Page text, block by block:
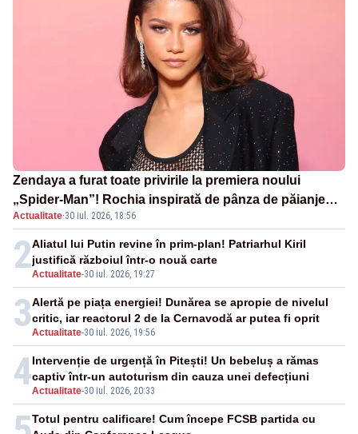
Zendaya a furat toate privirile la premiera noului
„Spider-Man”! Rochia inspirată de pânza de păianjen a
făcut senzație
Actualitate·30 iul. 2026, 18:56
2Actualitate-30 iul. 2026, 19:27
Aliatul lui Putin revine în prim-plan! Patriarhul Kiril
justifică războiul într-o nouă carte
3Actualitate-30 iul. 2026, 19:56
Alertă pe piața energiei! Dunărea se apropie de nivelul
critic, iar reactorul 2 de la Cernavodă ar putea fi oprit
4Actualitate-30 iul. 2026, 20:33
Intervenție de urgență în Pitești! Un bebeluș a rămas
captiv într-un autoturism din cauza unei defecțiuni
Totul pentru calificare! Cum începe FCSB partida cu